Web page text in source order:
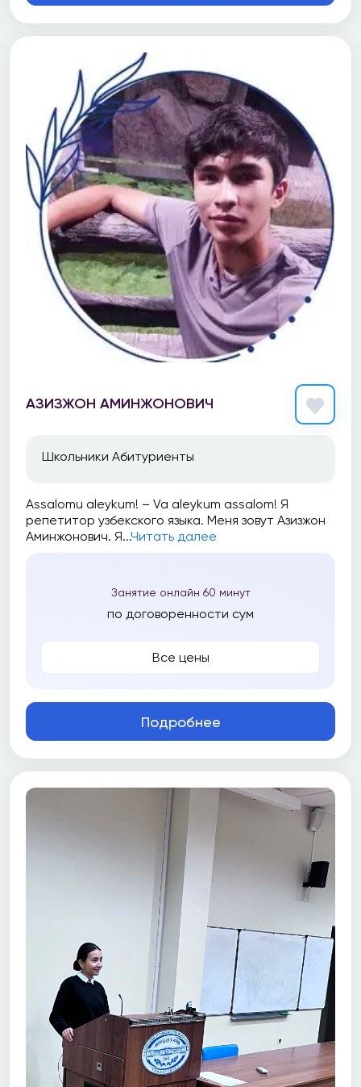
АЗИЗЖОН АМИНЖОНОВИЧ
Школьники Абитуриенты
Assalomu aleykum! – Va aleykum assalom! Я
репетитор узбекского языка. Меня зовут Азизжон
Аминжонович. Я...Читать далее
Занятие онлайн 60 минут
по договоренности сум
Все цены
Подробнее